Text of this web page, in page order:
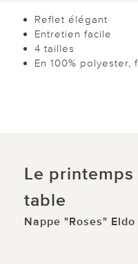
Reflet élégant
Entretien facile
4 tailles
En 100% polyester,
Le
table
Nappe "Roses"